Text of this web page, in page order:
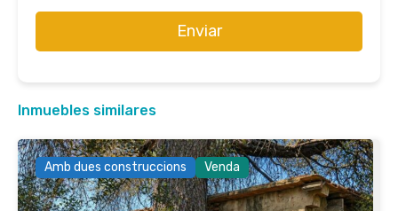
Enviar
Inmuebles similares
Amb dues construccions Venda